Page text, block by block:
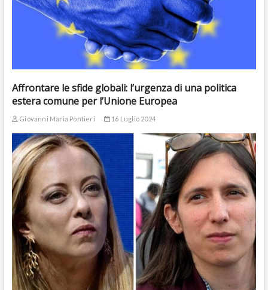
Affrontare le sfide globali: l’urgenza di una politica
estera comune per l’Unione Europea
Giovanni Maria Pontieri 16 Luglio 2024